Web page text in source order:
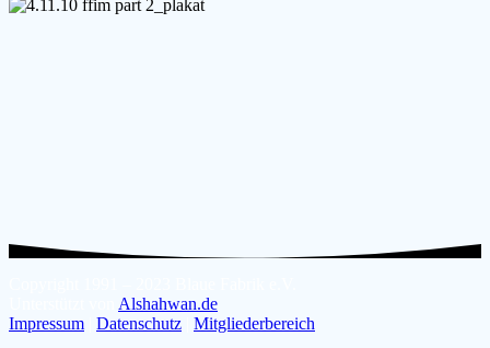
Alshahwan.de
Impressum
Datenschutz Mitgliederbereich